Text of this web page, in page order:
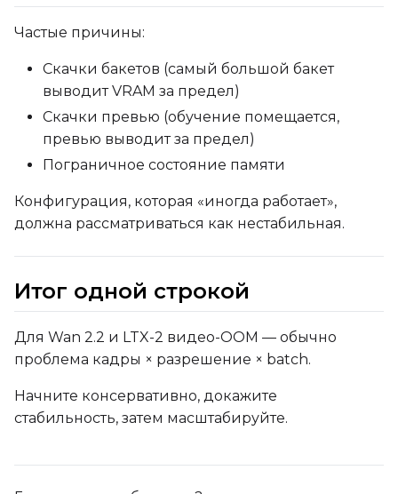
Частые причины:
Скачки бакетов (самый большой бакет
выводит VRAM за предел)
Скачки превью (обучение помещается,
превью выводит за предел)
Пограничное состояние памяти
Конфигурация, которая «иногда работает»,
должна рассматриваться как нестабильная.
Итог одной строкой
Для Wan 2.2 и LTX-2 видео-OOM — обычно
проблема кадры × разрешение × batch.
Начните консервативно, докажите
стабильность, затем масштабируйте.